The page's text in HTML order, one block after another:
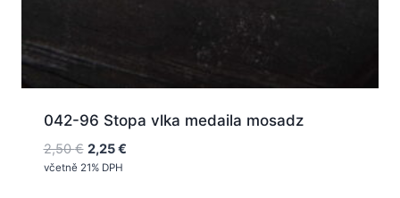
042-96 Stopa vlka medaila mosadz
2,50€ Pôvodná
cena
2,25€Aktuálna
včetně 21% DPH